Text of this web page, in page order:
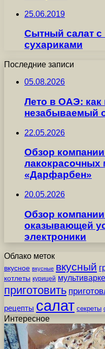
25.06.2019
Сытный салат с
сухариками
Последние записи
05.08.2026
Лето в ОАЭ: как
незабываемый
22.05.2026
Обзор
лакокрасочных
«Дарфарбен»
20.05.2026
Обзор
оказывающей
электроники
Облако меток
вкусное вкусные вкусный
котлеты курицей мультиварке
приготовить
рецепты салат секреты
Интересное